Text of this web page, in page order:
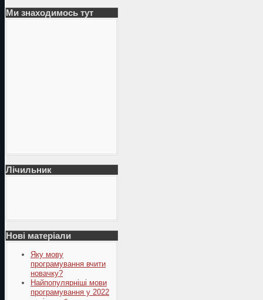
Ми знаходимось тут
Лічильник
Нові матеріали
Яку мову
програмування вчити
новачку?
Найпопулярніші мови
програмування у 2022